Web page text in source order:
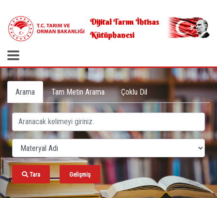
Dijital Tarım İhtisas
Kütüphanesi
Arama Tam Metin Arama Çoklu Dil
Tara Gelişmiş